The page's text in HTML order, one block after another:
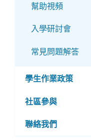
幫助視頻
入學研討會
常見問題解答
學生作業政策
社區參與
聯絡我們